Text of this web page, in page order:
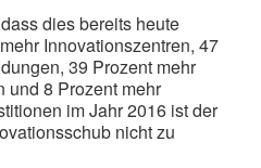
dies bereits heute
Innovationszentren, 47
39 Prozent mehr
und 8 Prozent mehr
im Jahr 2016 ist der
nicht zu